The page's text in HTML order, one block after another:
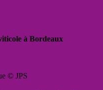
à Bordeaux
© JPS